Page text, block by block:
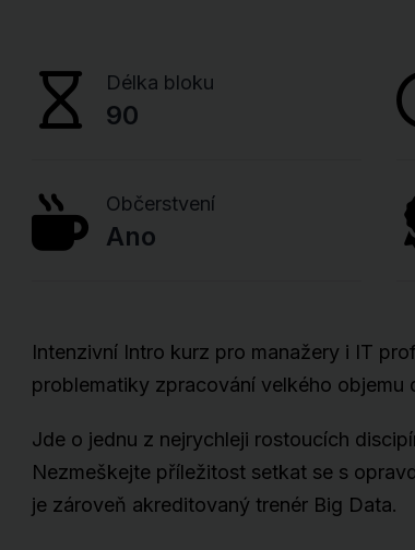
Délka bloku
90
Občerstvení
Ano
Intenzivní Intro kurz pro manažery i IT
problematiky zpracování velkého objemu
Jde o jednu z nejrychleji rostoucích
Nezmeškejte příležitost setkat se s
je zároveň akreditovaný trenér Big Data.